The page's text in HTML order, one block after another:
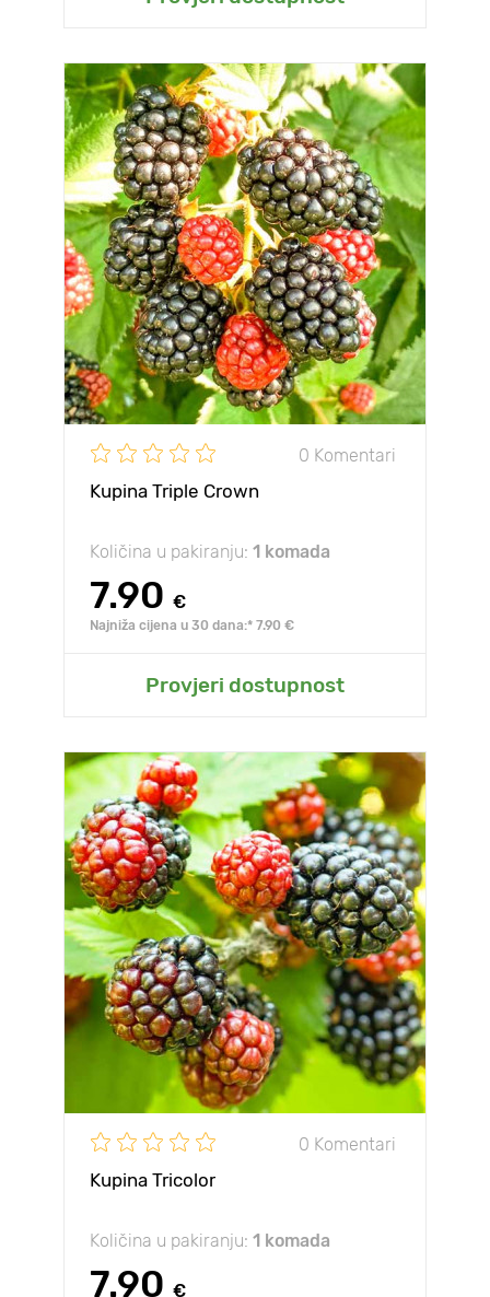
0 Komentari
Kupina Triple Crown
Količina u pakiranju: 1 komada
7.90 €
Najniža cijena u 30 dana:* 7.90 €
Provjeri dostupnost
0 Komentari
Kupina Tricolor
Količina u pakiranju: 1 komada
7.90 €